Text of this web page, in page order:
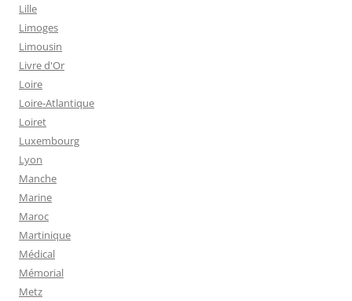
Lille
Limoges
Limousin
Livre d'Or
Loire
Loire-Atlantique
Loiret
Luxembourg
Lyon
Manche
Marine
Maroc
Martinique
Médical
Mémorial
Metz